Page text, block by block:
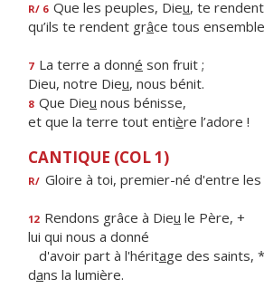
R/ 6 Que les peuples, Dieu, te
qu’ils te rendent grâce tous
7 La terre a donné son fruit ;
Dieu, notre Dieu, nous bénit.
8 Que Dieu nous bénisse,
et que la terre tout entière l’adore !
CANTIQUE (COL 1)
R/ Gloire à toi, premier-né d'entre
12 Rendons grâce à Dieu le Père, +
lui qui nous a donné
d'avoir part à l'héritage des saints, *
dans la lumière.